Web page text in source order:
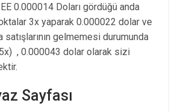
0.000014 Doları gördüğü anda
3x yaparak 0.000022 dolar ve
satışlarının gelmemesi durumunda
, 0.000043 dolar olarak sizi
Sayfası